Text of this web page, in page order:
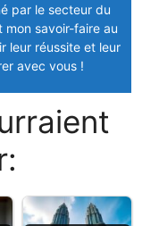
par le secteur du
savoir-faire au
leur réussite et leur
avec vous !